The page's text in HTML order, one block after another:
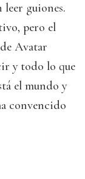
guiones.
pero el
Avatar
y todo lo que
el mundo y
convencido